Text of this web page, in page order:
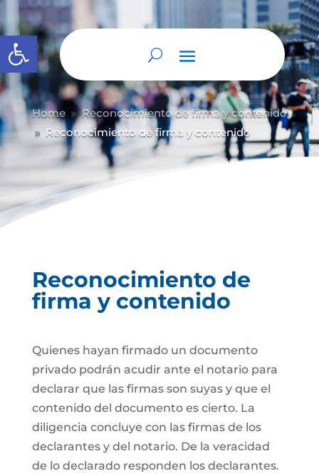
Abrir barra de herramientas
Home 9 Reconocimiento de firma y contenido
9 Reconocimiento de firma y contenido
Reconocimiento de
firma y contenido
Quienes hayan firmado un documento
privado podrán acudir ante el notario para
declarar que las firmas son suyas y que el
contenido del documento es cierto. La
diligencia concluye con las firmas de los
declarantes y del notario. De la veracidad
de lo declarado responden los declarantes.